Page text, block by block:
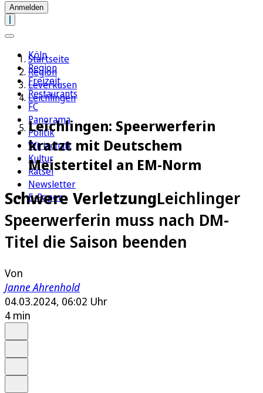
Anmelden
Köln
Region
Freizeit
Restaurants
FC
Panorama
Politik
Wirtschaft
Kultur
Rätsel
Newsletter
E-Paper
Startseite
Region
Leverkusen
Leichlingen
Leichlingen: Speerwerferin
kratzt mit Deutschem
Meistertitel an EM-Norm
Schwere VerletzungLeichlinger
Speerwerferin muss nach DM-
Titel die Saison beenden
Von
Janne Ahrenhold
04.03.2024, 06:02 Uhr
4 min